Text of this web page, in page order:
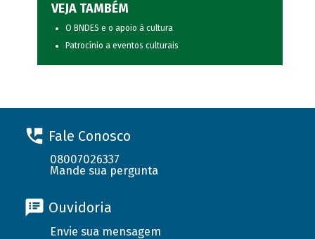
VEJA TAMBÉM
O BNDES e o apoio à cultura
Patrocínio a eventos culturais
Fale Conosco
08007026337
Mande sua pergunta
Ouvidoria
Envie sua mensagem